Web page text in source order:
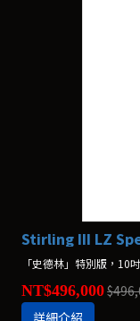
Stirling III LZ
「史德林」特別版，10
NT$496,000
詳細介紹